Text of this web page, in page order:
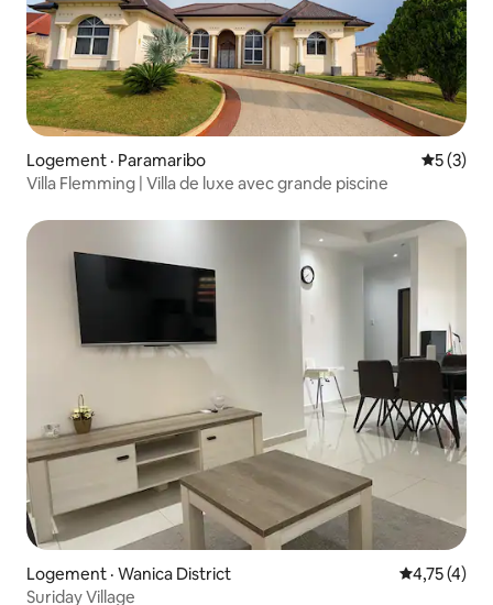
Logement · Paramaribo Note
5 (3)
Villa Flemming | Villa de luxe avec grande piscine
Logement · Wanica District Note
4,75 (4)
Suriday Village